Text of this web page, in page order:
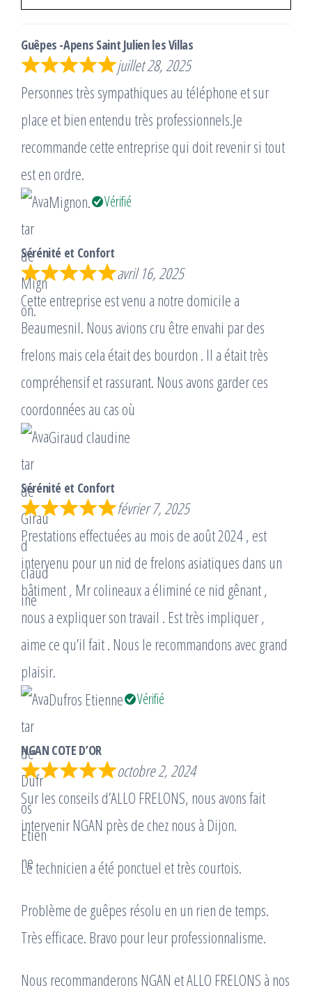
Guêpes -Apens Saint Julien les Villas
juillet 28, 2025
Personnes très sympathiques au téléphone et sur
place et bien entendu très professionnels.Je
recommande cette entreprise qui doit revenir si tout
est en ordre.
Mignon.
Vérifié
Sérénité et Confort
avril 16, 2025
Cette entreprise est venu a notre domicile a
Beaumesnil. Nous avions cru être envahi par des
frelons mais cela était des bourdon . Il a était très
compréhensif et rassurant. Nous avons garder ces
coordonnées au cas où
Giraud claudine
Sérénité et Confort
février 7, 2025
Prestations effectuées au mois de août 2024 , est
intervenu pour un nid de frelons asiatiques dans un
bâtiment , Mr colineaux a éliminé ce nid gênant ,
nous a expliquer son travail . Est très impliquer ,
aime ce qu’il fait . Nous le recommandons avec grand
plaisir.
Dufros Etienne
Vérifié
NGAN COTE D’OR
octobre 2, 2024
Sur les conseils d’ALLO FRELONS, nous avons fait
intervenir NGAN près de chez nous à Dijon.
Le technicien a été ponctuel et très courtois.
Problème de guêpes résolu en un rien de temps.
Très efficace. Bravo pour leur professionnalisme.
Nous recommanderons NGAN et ALLO FRELONS à nos